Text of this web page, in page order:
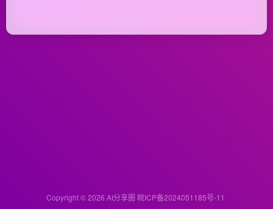
Copyright © 2026 AI分享圈 皖ICP备2024051185号-11